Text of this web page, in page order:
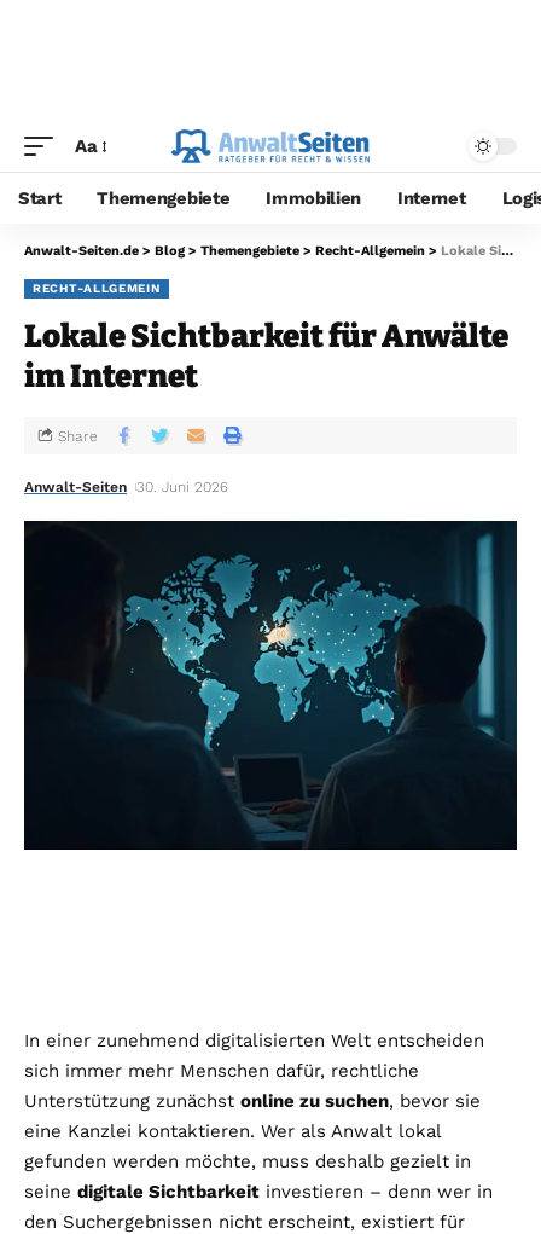
Aa
Start Themengebiete Immobilien Internet
Anwalt-Seiten.de > Blog > Themengebiete > Recht-Allgemein > Lokale Sichtbarkeit für Anwälte im Internet
RECHT-ALLGEMEIN
Lokale Sichtbarkeit für Anwälte
im Internet
Anwalt-Seiten 30. Juni 2026
Share
In einer zunehmend digitalisierten Welt entscheiden
sich immer mehr Menschen dafür, rechtliche
Unterstützung zunächst online zu suchen, bevor sie
eine Kanzlei kontaktieren. Wer als Anwalt lokal
gefunden werden möchte, muss deshalb gezielt in
seine digitale Sichtbarkeit investieren – denn wer in
den Suchergebnissen nicht erscheint, existiert für